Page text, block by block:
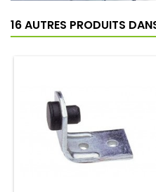
16 AUTRES PRODUITS